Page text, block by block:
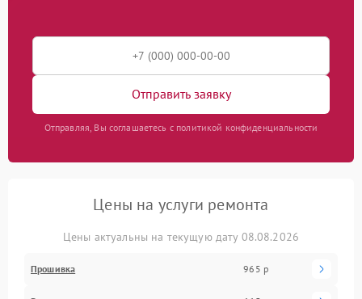
Отправить заявку
Отправляя, Вы соглашаетесь с политикой конфиденциальности
Цены на услуги ремонта
Цены актуальны на текущую дату 08.08.2026
Прошивка 965 р